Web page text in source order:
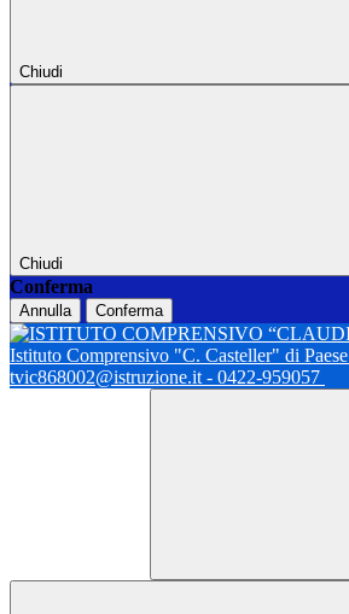
Chiudi
Chiudi
Conferma
Annulla Conferma
Istituto Comprensivo "C. Casteller" di Paese
tvic868002@istruzione.it - 0422-959057